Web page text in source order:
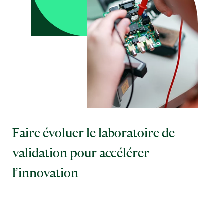
Faire évoluer le laboratoire de
validation pour accélérer
l’innovation